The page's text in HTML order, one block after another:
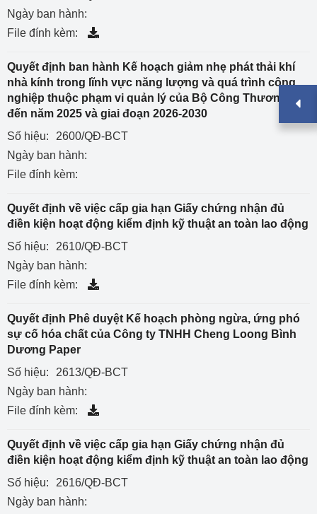
Ngày ban hành:
File đính kèm:
Quyết định ban hành Kế hoạch giảm nhẹ phát thải khí
nhà kính trong lĩnh vực năng lượng và quá trình công
nghiệp thuộc phạm vi quản lý của Bộ Công Thương
đến năm 2025 và giai đoạn 2026-2030
Số hiệu:
2600/QĐ-BCT
Ngày ban hành:
File đính kèm:
Quyết định về việc cấp gia hạn Giấy chứng nhận đủ
điền kiện hoạt động kiểm định kỹ thuật an toàn lao động
Số hiệu:
2610/QĐ-BCT
Ngày ban hành:
File đính kèm:
Quyết định Phê duyệt Kế hoạch phòng ngừa, ứng phó
sự cố hóa chất của Công ty TNHH Cheng Loong Bình
Dương Paper
Số hiệu:
2613/QĐ-BCT
Ngày ban hành:
File đính kèm:
Quyết định về việc cấp gia hạn Giấy chứng nhận đủ
điền kiện hoạt động kiểm định kỹ thuật an toàn lao động
Số hiệu:
2616/QĐ-BCT
Ngày ban hành: